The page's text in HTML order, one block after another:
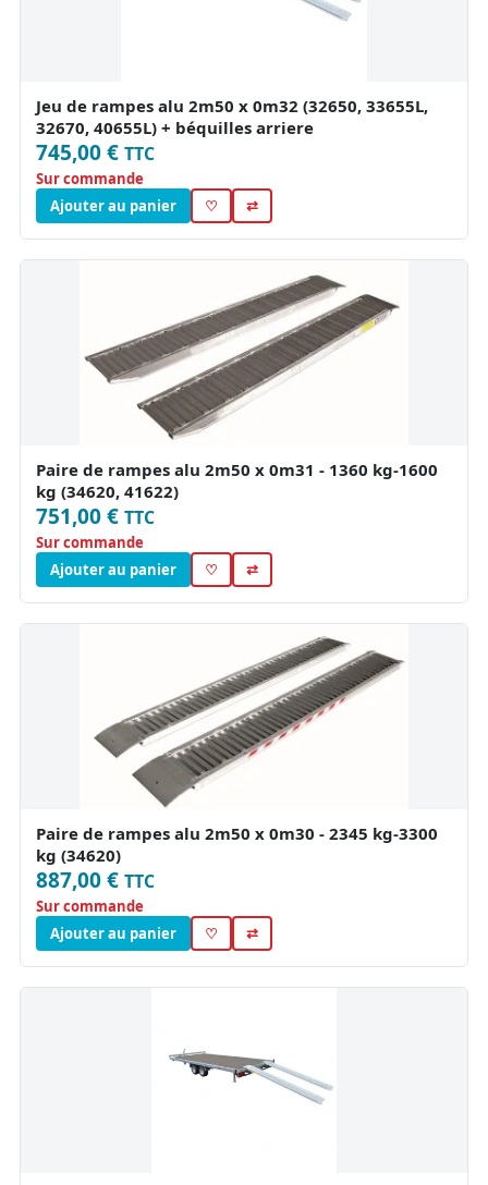
Jeu de rampes alu 2m50 x 0m32 (32650, 33655L,
32670, 40655L) + béquilles arriere
745,00 € TTC
Sur commande
Ajouter au panier
♡ ⇄
Paire de rampes alu 2m50 x 0m31 - 1360 kg-1600
kg (34620, 41622)
751,00 € TTC
Sur commande
Ajouter au panier
♡ ⇄
Paire de rampes alu 2m50 x 0m30 - 2345 kg-3300
kg (34620)
887,00 € TTC
Sur commande
Ajouter au panier
♡ ⇄